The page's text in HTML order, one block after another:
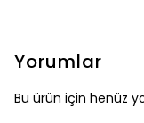
Yorumlar
Bu ürün için henüz